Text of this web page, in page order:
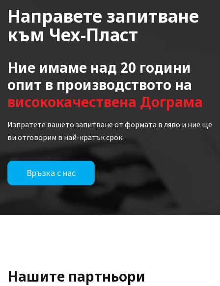
Направете запитване
към Чех-Пласт
Ние имаме над 20 години
опит в производството на
висококачествена Дограма
Изпратете вашето запитване от формата в ляво и ние ще
ви отговорим в най-кратък срок.
Връзка с нас
Нашите партньори